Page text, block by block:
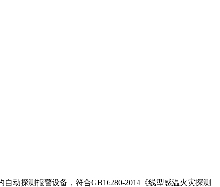
动探测报警设备，符合GB16280-2014《线型感温火灾探测